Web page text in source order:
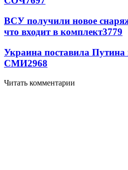
ВСУ получили новое
что входит в комплект3779
Украина поставила Путина
СМИ2968
Читать комментарии